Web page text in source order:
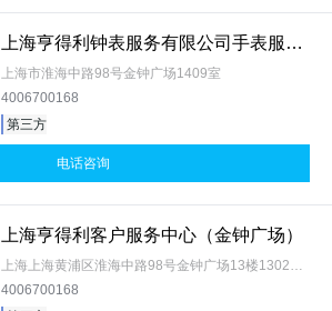
上海亨得利钟表服务有限公司手表服务中心
上海市淮海中路98号金钟广场1409室
4006700168
第三方
电话咨询
上海亨得利客户服务中心（金钟广场）
4006700168